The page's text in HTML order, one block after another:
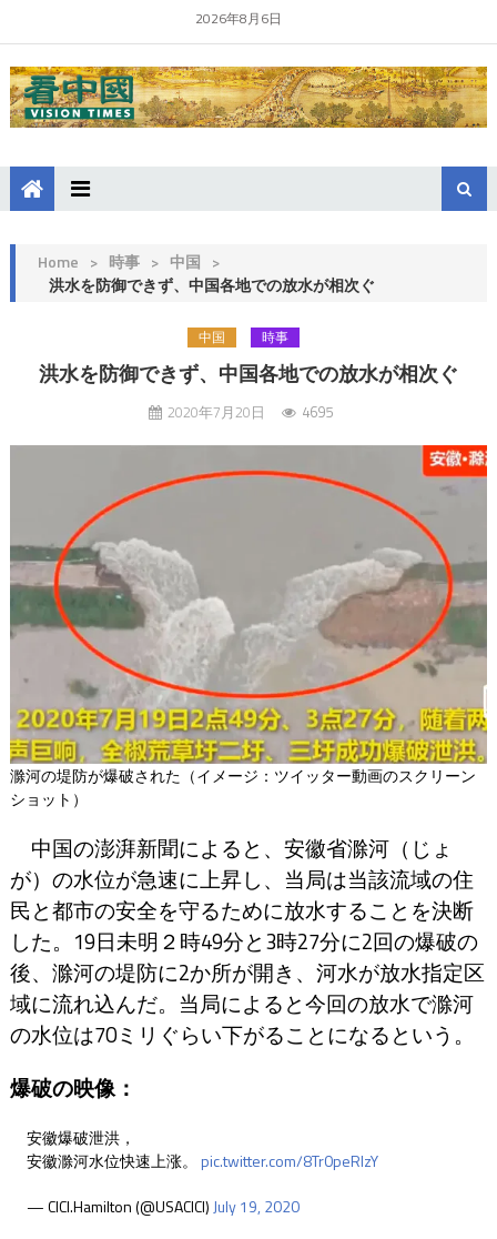
2026年8月6日
Home > 時事 > 中国 >
洪水を防御できず、中国各地での放水が相次ぐ
中国 時事
洪水を防御できず、中国各地での放水が相次ぐ
2020年7月20日 4695
滁河の堤防が爆破された（イメージ：ツイッター動画のスクリーン
ショット）
中国の澎湃新聞によると、安徽省滁河（じょ
が）の水位が急速に上昇し、当局は当該流域の住
民と都市の安全を守るために放水することを決断
した。19日未明２時49分と3時27分に2回の爆破の
後、滁河の堤防に2か所が開き、河水が放水指定区
域に流れ込んだ。当局によると今回の放水で滁河
の水位は70ミリぐらい下がることになるという。
爆破の映像：
安徽爆破泄洪，
安徽滁河水位快速上涨。 pic.twitter.com/8Tr0peRlzY
— CICI.Hamilton (@USACICI) July 19, 2020